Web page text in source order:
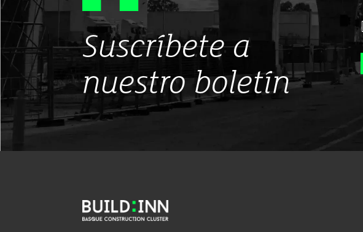
Suscríbete a
nuestro boletín